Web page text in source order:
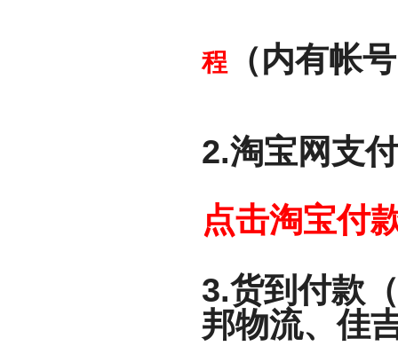
程 （内有帐
2.淘宝网支
点击淘宝付
3.货到付款
邦物流、佳